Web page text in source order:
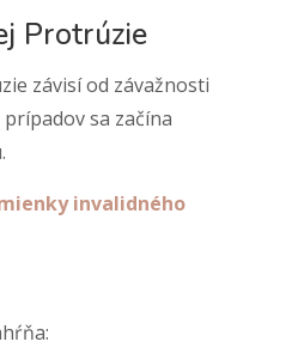
Protrúzie
závisí od závažnosti
sa začína
invalidného